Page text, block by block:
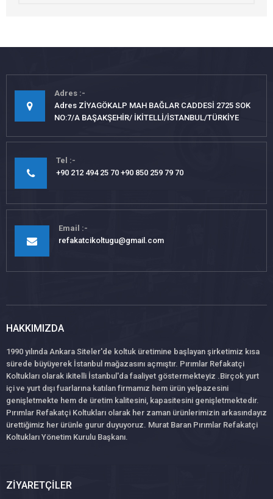
Adres
Adres ZİYAGÖKALP MAH BAĞLAR CADDESİ 2725 SOK
NO:7/A BAŞAKŞEHİR/ İKİTELLİ/İSTANBUL/TÜRKİYE
Tel
+90 212 494 25 70 +90 850 259 79 70
Email
refakatcikoltugu@gmail.com
HAKKIMIZDA
1990 yılında Ankara Siteler'de koltuk üretimine başlayan şirketimiz kısa
sürede büyüyerek İstanbul mağazasını açmıştır. Pırımlar Refakatçi
Koltukları olarak ikitelli İstanbul'da faaliyet göstermekteyiz .Birçok yurt
içi ve yurt dışı fuarlarına katılan firmamız hem ürün yelpazesini
genişletmekte hem de üretim kalitesini, kapasitesini genişletmektedir.
Pırımlar Refakatçi Koltukları olarak her zaman ürünlerimizin arkasındayız
ürettiğimiz her ürünle gurur duyuyoruz. Murat Baran Pırımlar Refakatçi
Koltukları Yönetim Kurulu Başkanı.
ZIYARETÇILER